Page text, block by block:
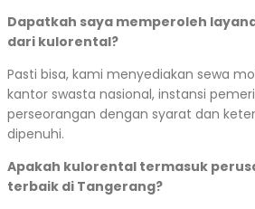
Dapatkah saya memperoleh
dari kulorental?
Pasti bisa, kami menyediakan sewa
kantor swasta nasional, instansi
perseorangan dengan syarat dan
dipenuhi.
Apakah kulorental termasuk
terbaik di Tangerang?